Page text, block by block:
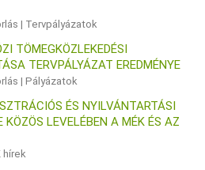
| Tervpályázatok
TÖMEGKÖZLEKEDÉSI
TERVPÁLYÁZAT EREDMÉNYE
| Pályázatok
ÉS NYILVÁNTARTÁSI
KÖZÖS LEVELÉBEN A MÉK ÉS AZ
hírek